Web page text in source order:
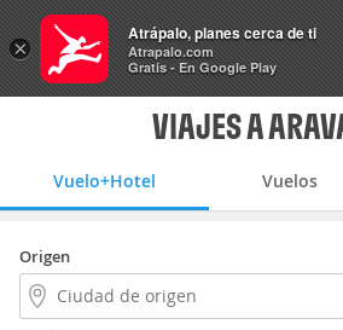
Vuelo+Hotel
VIAJES A
Vuelo+Hotel Vuelos
Origen
×
Atrápalo, planes cerca de ti
Atrapalo.com
Gratis - En Google Play